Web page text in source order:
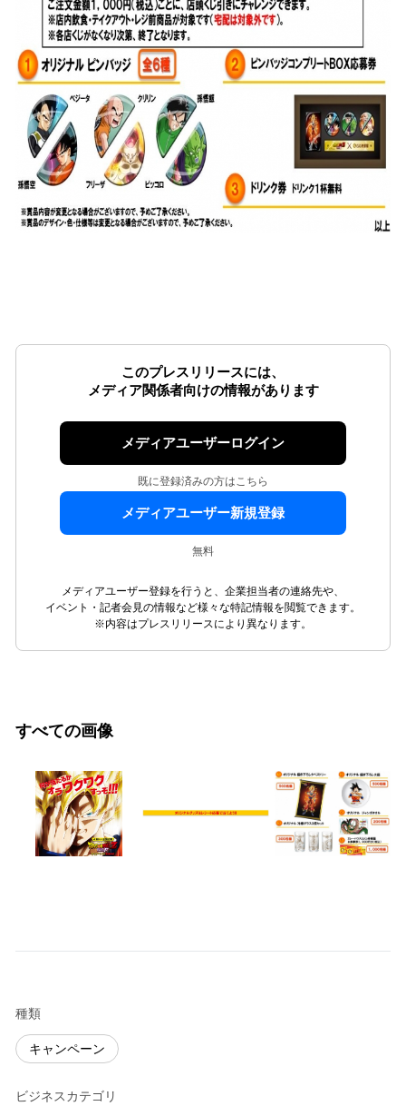
このプレスリリースには、
メディア関係者向けの情報があります
メディアユーザーログイン
既に登録済みの方はこちら
メディアユーザー新規登録
無料
メディアユーザー登録を行うと、企業担当者の連絡先や、
イベント・記者会見の情報など様々な特記情報を閲覧できます。
※内容はプレスリリースにより異なります。
すべての画像
種類
キャンペーン
ビジネスカテゴリ